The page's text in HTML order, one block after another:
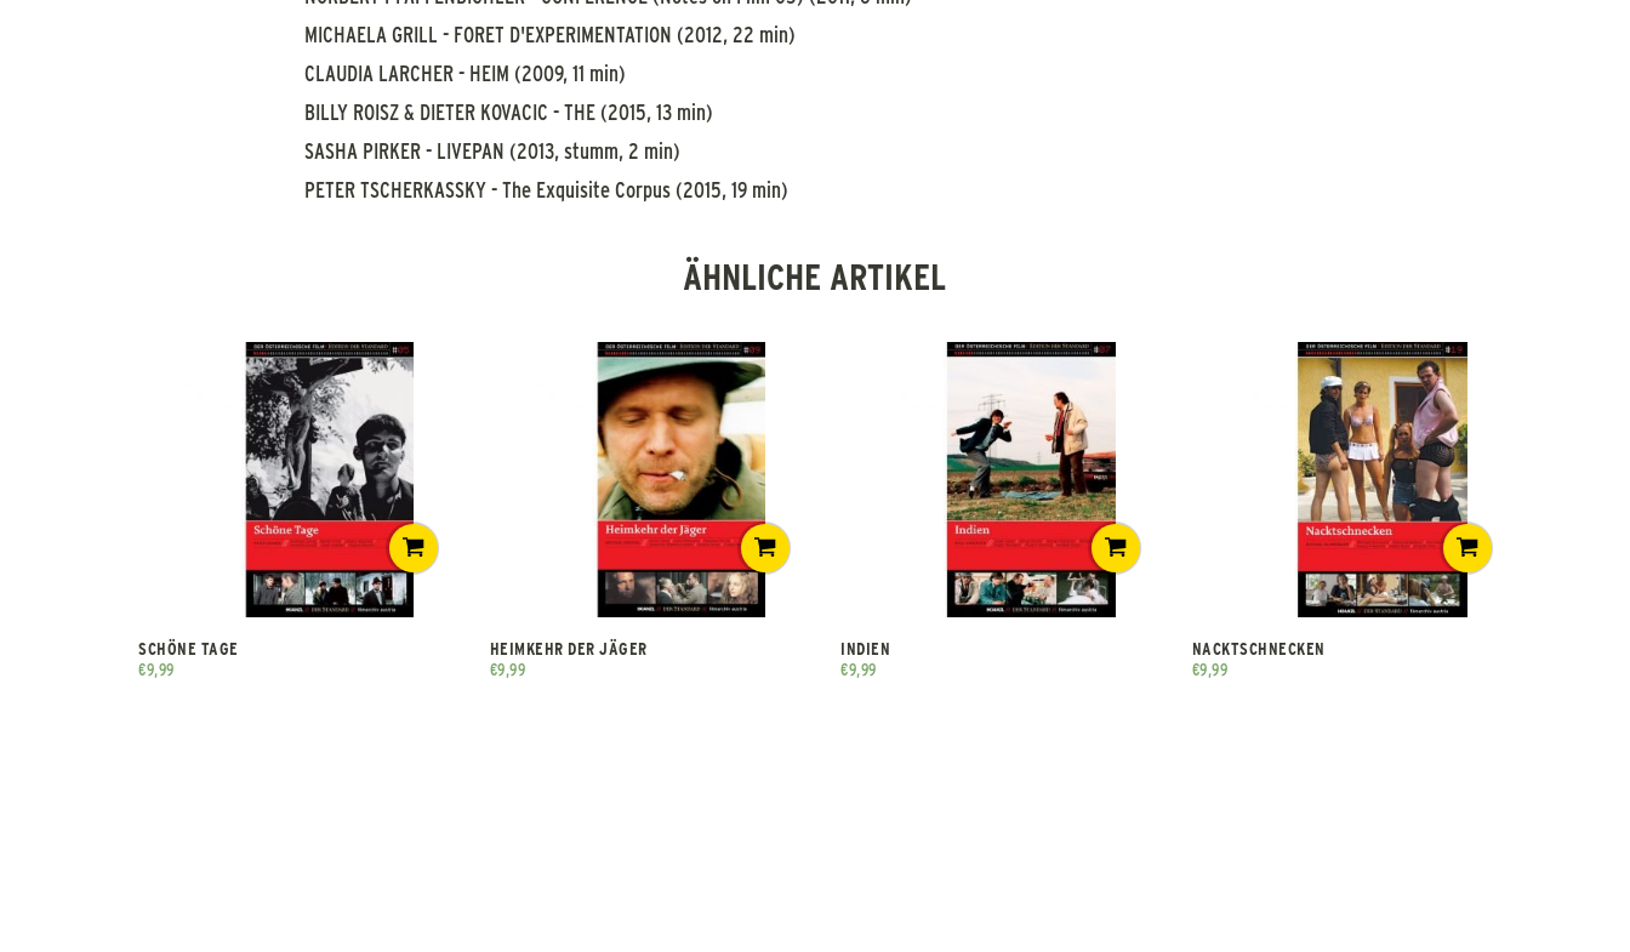
MICHAELA GRILL - FORET D'EXPERIMENTATION (2012, 22 min)
CLAUDIA LARCHER - HEIM (2009, 11 min)
BILLY ROISZ & DIETER KOVACIC - THE (2015, 13 min)
SASHA PIRKER - LIVEPAN (2013, stumm, 2 min)
PETER TSCHERKASSKY - The Exquisite Corpus (2015, 19 min)
ÄHNLICHE ARTIKEL
SCHÖNE TAGE
€9,99
HEIMKEHR DER JÄGER
€9,99
INDIEN
€9,99
NACKTSCHNECKEN
€9,99